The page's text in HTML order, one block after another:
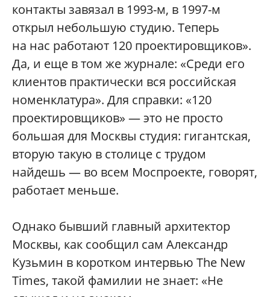
контакты завязал в 1993-м, в 1997-м
открыл небольшую студию. Теперь
на нас работают 120 проектировщиков».
Да, и еще в том же журнале: «Среди его
клиентов практически вся российская
номенклатура». Для справки: «120
проектировщиков» — это не просто
большая для Москвы студия: гигантская,
вторую такую в столице с трудом
найдешь — во всем Моспроекте, говорят,
работает меньше.
Однако бывший главный архитектор
Москвы, как сообщил сам Александр
Кузьмин в коротком интервью The New
Times, такой фамилии не знает: «Не